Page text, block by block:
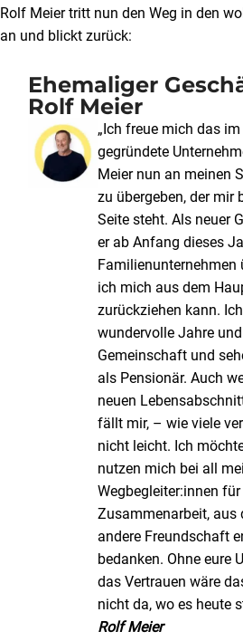
Rolf Meier tritt nun den Weg in den
an und blickt zurück:
Ehemaliger
Rolf Meier
„Ich freue mich das
gegründete
Meier nun an meinen
zu übergeben, der mir
Seite steht. Als neuer
er ab Anfang dieses
Familienunternehmen
ich mich aus dem
zurückziehen kann.
wundervolle Jahre
Gemeinschaft und
als Pensionär. Auch
neuen
fällt mir, – wie viele
nicht leicht. Ich
nutzen mich bei all
Wegbegleiter:innen
Zusammenarbeit, aus
andere Freundschaft
bedanken. Ohne eure
das Vertrauen wäre
nicht da, wo es heute
Rolf Meier